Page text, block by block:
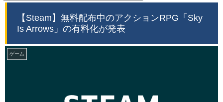
【Steam】無料配布中のアクションRPG「Sky
Is Arrows」の有料化が発表
ゲーム